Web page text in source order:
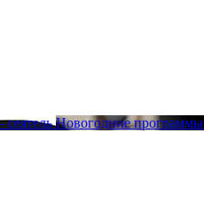
сеятель Новогодние программы